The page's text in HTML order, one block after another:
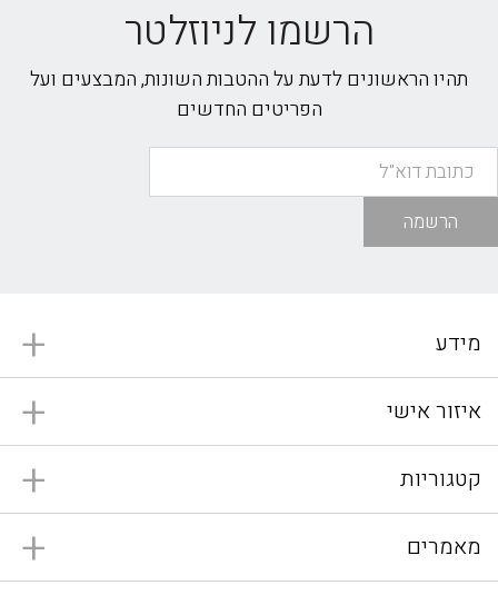
הרשמו לניוזלטר
תהיו הראשונים לדעת על ההטבות השונות, המבצעים ועל
הפריטים החדשים
הרשמה
מידע
איזור אישי
קטגוריות
מאמרים